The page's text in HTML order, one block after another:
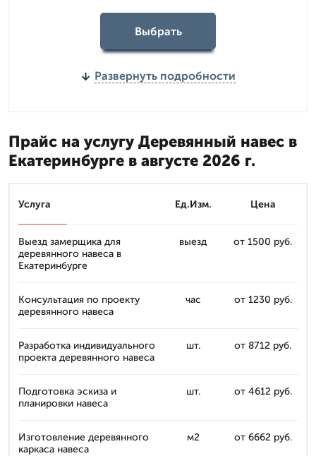
Выбрать
Развернуть подробности
Прайс на услугу Деревянный навес в
Екатеринбурге в августе 2026 г.
Услуга Ед.Изм. Цена
Выезд замерщика для
деревянного навеса в
Екатеринбурге
выезд от 1500 руб.
Консультация по проекту
деревянного навеса
час от 1230 руб.
Разработка индивидуального
проекта деревянного навеса
шт. от 8712 руб.
Подготовка эскиза и
планировки навеса
шт. от 4612 руб.
Изготовление деревянного
каркаса навеса
м2 от 6662 руб.